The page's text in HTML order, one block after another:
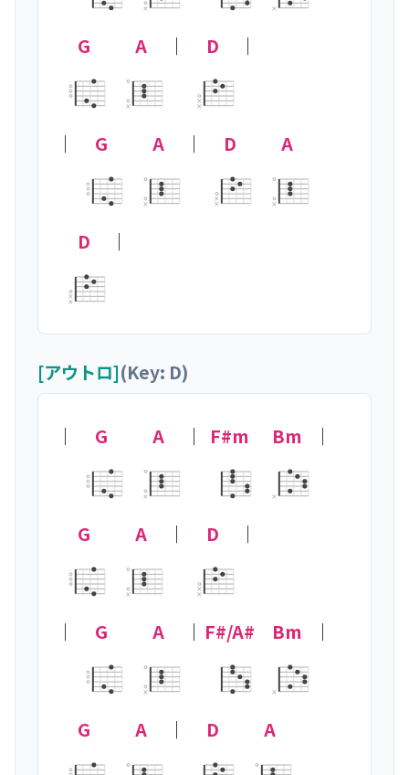
× ×
G A
×
｜ D
×
×
｜
｜ G A
×
｜ D
×
×
A
×
D
×
×
｜
[アウトロ](Key: D)
｜ G A
×
｜ F#m Bm
×
｜
G A
×
｜ D
×
×
｜
｜ G A
×
｜ F#/A# Bm
×
｜
G A ｜ D A